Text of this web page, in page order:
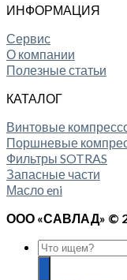
ИНФОРМАЦИЯ
Сервис
О компании
Полезные статьи
КАТАЛОГ
Винтовые
Поршневые
Фильтры SOTRAS
Запасные части
Масло eni
ООО «САВЛАД» ©